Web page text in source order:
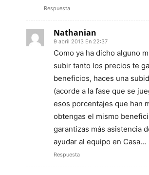
Respuesta
Nathanian
9 abril 2013 En 22:37
Como ya ha dicho alguno
subir tanto los precios te
beneficios, haces una
(acorde a la fase que se
esos porcentajes que han
obtengas el mismo
garantizas más asistencia
ayudar al equipo en Casa…
Respuesta